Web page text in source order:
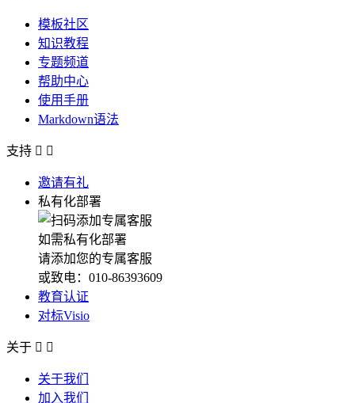
模板社区
知识教程
专题频道
帮助中心
使用手册
Markdown语法
支持  
邀请有礼
私有化部署
如需私有化部署
请添加您的专属客服
或致电：010-86393609
教育认证
对标Visio
关于  
关于我们
加入我们